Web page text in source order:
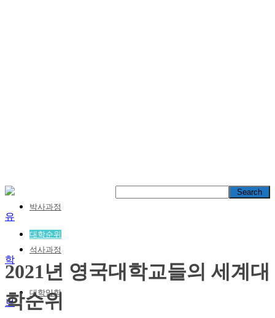
박사과정
석사과정
대학입학
대학순위
2021년 영국대학교들의 세계대
학순위